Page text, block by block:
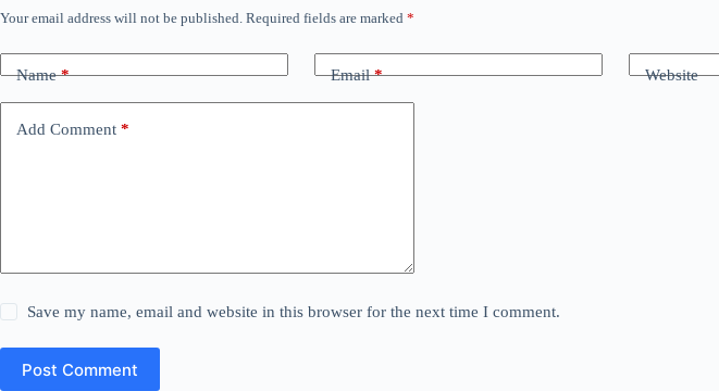
Your email address will not be published. Required fields are marked *
Name* Email* Website
Add Comment *
Save my name, email and website in this browser for the next time I comment.
Post Comment